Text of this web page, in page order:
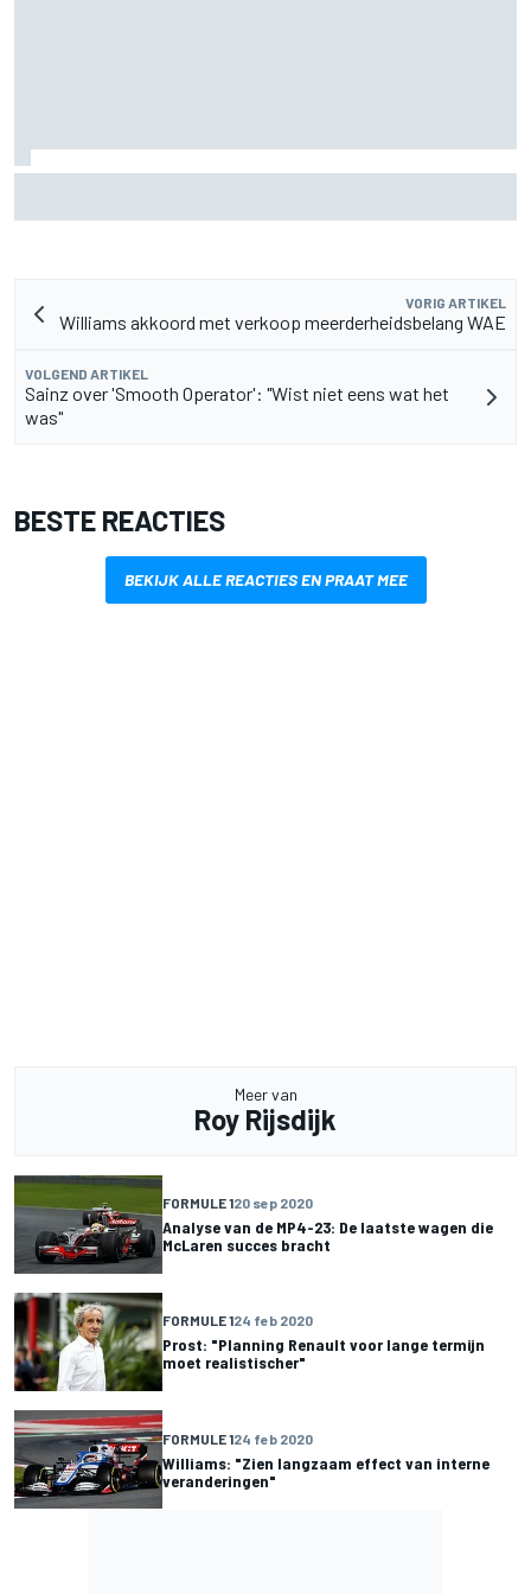
VORIG ARTIKEL
Williams akkoord met verkoop meerderheidsbelang WAE
VOLGEND ARTIKEL
Sainz over 'Smooth Operator': "Wist niet eens wat het
was"
BESTE REACTIES
BEKIJK ALLE REACTIES EN PRAAT MEE
Meer van
Roy Rijsdijk
FORMULE 120 sep 2020
Analyse van de MP4-23: De laatste wagen die
McLaren succes bracht
FORMULE 124 feb 2020
Prost: "Planning Renault voor lange termijn
moet realistischer"
FORMULE 124 feb 2020
Williams: "Zien langzaam effect van interne
veranderingen"